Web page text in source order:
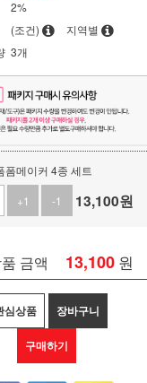
2%
(조건)
지역별
3개
폼메이커 4종 세트
+1
-1 13,100원
금액 13,100 원
심상품 장바구니
구매하기